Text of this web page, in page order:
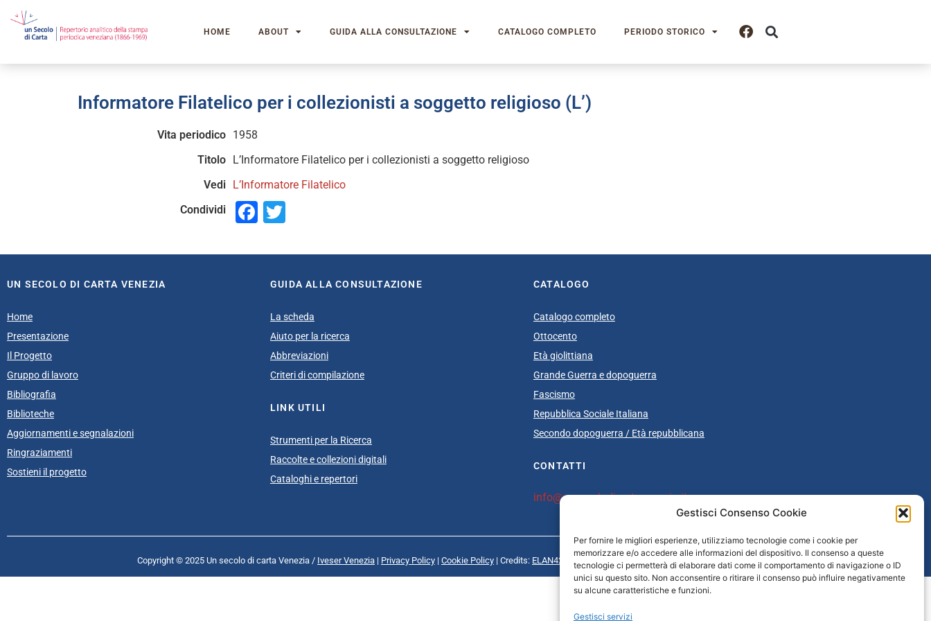
Gestisci Consenso Cookie
Per fornire le migliori esperienze, utilizziamo tecnologie come i cookie per
memorizzare e/o accedere alle informazioni del dispositivo. Il consenso a queste
tecnologie ci permetterà di elaborare dati come il comportamento di navigazione o ID
unici su questo sito. Non acconsentire o ritirare il consenso può influire negativamente
su alcune caratteristiche e funzioni.
Gestisci servizi
HOME ABOUT GUIDA ALLA CONSULTAZIONE CATALOGO COMPLETO PERIODO STORICO
Informatore Filatelico per i collezionisti a soggetto religioso (L’)
Vita periodico 1958
Titolo L’Informatore Filatelico per i collezionisti a soggetto religioso
Vedi L’Informatore Filatelico
Condividi
Facebook
UN SECOLO DI CARTA VENEZIA
Home
Presentazione
Il Progetto
Gruppo di lavoro
Bibliografia
Biblioteche
Aggiornamenti e segnalazioni
Ringraziamenti
Sostieni il progetto
GUIDA ALLA CONSULTAZIONE
La scheda
Aiuto per la ricerca
Abbreviazioni
Criteri di compilazione
LINK UTILI
Strumenti per la Ricerca
Raccolte e collezioni digitali
Cataloghi e repertori
CATALOGO
Catalogo completo
Ottocento
Età giolittiana
Grande Guerra e dopoguerra
Fascismo
Repubblica Sociale Italiana
Secondo dopoguerra / Età repubblicana
CONTATTI
info@unsecolodicartavenezia.it
Copyright © 2025 Un secolo di carta Venezia / Iveser Venezia | Privacy Policy | Cookie Policy | Credits: ELAN42 Web + Comunicazione